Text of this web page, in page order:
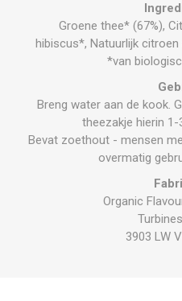
Groene thee* (67%),
hibiscus*, Natuurlijk
*van
Breng water aan de kook.
theezakje hierin
Bevat zoethout - mensen
overmatig
Organic
3903 LW